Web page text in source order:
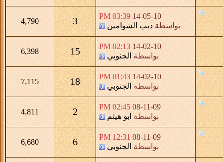
14-05-10
03:39 PM
بواسطة ذيب الشوامين 3
4,790
14-02-10
02:13 PM
بواسطة الجنوبي 15
6,398
14-02-10
01:43 PM
بواسطة الجنوبي 18
7,115
08-11-09
02:45 PM
بواسطة ابو هيثم 2
4,811
08-11-09
12:31 PM
بواسطة الجنوبي 6
6,680